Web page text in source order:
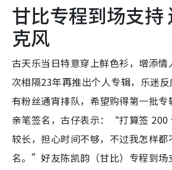
甘比专程到场支持
克风
古天乐当日特意穿上鲜色衫，增添
次相隔23年再推出个人专辑，乐迷
有粉丝通宵排队，希望购得第一批
亲笔签名，古仔表示：“打算签 200
较长，担心时间不够，不过我怎样
名。”好友陈凯韵（甘比）专程到场